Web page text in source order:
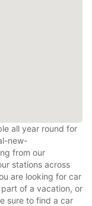
all year round for
new-
from our
stations across
are looking for car
of a vacation, or
sure to find a car